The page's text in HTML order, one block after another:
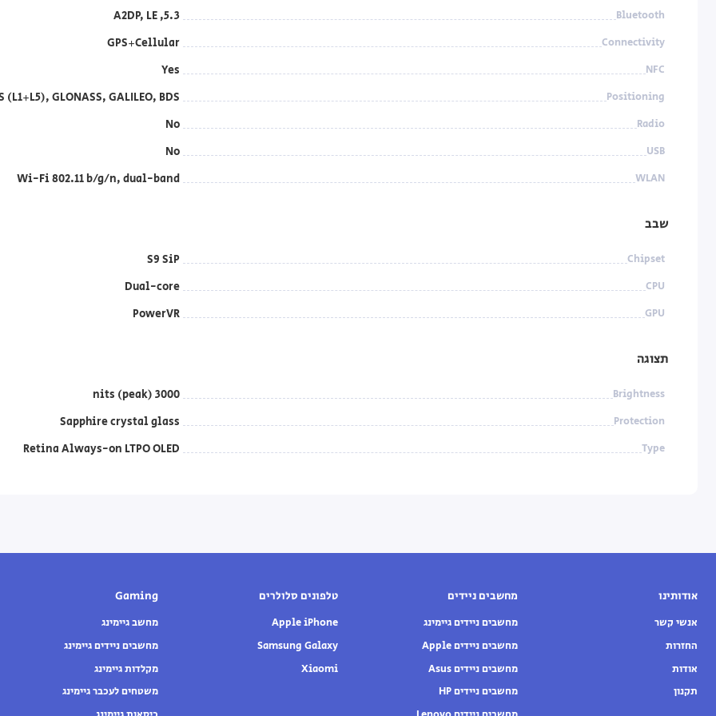
Bluetooth
5.3, A2DP, LE
Connectivity
GPS+Cellular
NFC
Yes
Positioning
(L1+L5), GLONASS, GALILEO, BDS
Radio
No
USB
No
WLAN
Wi-Fi 802.11 b/g/n, dual-band
שבב
Chipset
S9 SiP
CPU
Dual-core
GPU
PowerVR
תצוגה
Brightness
3000 nits (peak)
Protection
Sapphire crystal glass
Type
Retina Always-on LTPO OLED
אודותינו
אנשי קשר
החזרות
אודות
תקנון
מחשבים ניידים
מחשבים ניידים גיימינג
מחשבים ניידים Apple
מחשבים ניידים Asus
מחשבים ניידים HP
טלפונים סלולרים
Apple iPhone
Samsung Galaxy
Xiaomi
Gaming
מחשב גיימינג
מחשבים ניידים גיימינג
מקלדות גיימינג
משטחים לעכבר גיימינג